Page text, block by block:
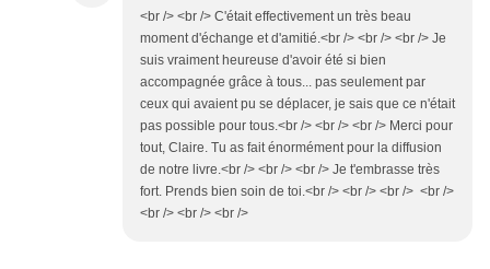
<br /> <br /> C'était effectivement un très beau
moment d'échange et d'amitié.<br /> <br /> <br /> Je
suis vraiment heureuse d'avoir été si bien
accompagnée grâce à tous... pas seulement par
ceux qui avaient pu se déplacer, je sais que ce n'était
pas possible pour tous.<br /> <br /> <br /> Merci pour
tout, Claire. Tu as fait énormément pour la diffusion
de notre livre.<br /> <br /> <br /> Je t'embrasse très
fort. Prends bien soin de toi.<br /> <br /> <br /> <br />
<br /> <br /> <br />